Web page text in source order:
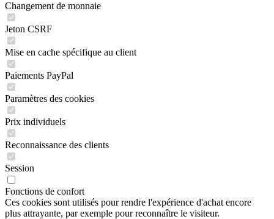
Changement de monnaie
Jeton CSRF
Mise en cache spécifique au client
Paiements PayPal
Paramètres des cookies
Prix individuels
Reconnaissance des clients
Session
Fonctions de confort
Ces cookies sont utilisés pour rendre l'expérience d'achat encore
plus attrayante, par exemple pour reconnaître le visiteur.